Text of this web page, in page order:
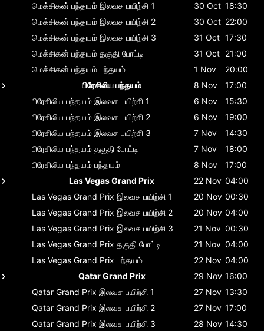
மெக்சிகன் பந்தயம் இலவச பயிற்சி 1 30 Oct 18:30
மெக்சிகன் பந்தயம் இலவச பயிற்சி 2 30 Oct 22:00
மெக்சிகன் பந்தயம் இலவச பயிற்சி 3 31 Oct 17:30
மெக்சிகன் பந்தயம் தகுதி போட்டி 31 Oct 21:00
மெக்சிகன் பந்தயம் பந்தயம் 1 Nov
20:00
பிரேசிலிய பந்தயம்
8 Nov
17:00
பிரேசிலிய பந்தயம் இலவச பயிற்சி 1 6 Nov
15:30
பிரேசிலிய பந்தயம் இலவச பயிற்சி 2 6 Nov
19:00
பிரேசிலிய பந்தயம் இலவச பயிற்சி 3 7 Nov
14:30
பிரேசிலிய பந்தயம் தகுதி போட்டி 7 Nov
18:00
பிரேசிலிய பந்தயம் பந்தயம் 8 Nov
17:00
Las Vegas Grand Prix
22 Nov 04:00
Las Vegas Grand Prix இலவச பயிற்சி 1 20 Nov 00:30
Las Vegas Grand Prix இலவச பயிற்சி 2 20 Nov 04:00
Las Vegas Grand Prix இலவச பயிற்சி 3 21 Nov 00:30
Las Vegas Grand Prix தகுதி போட்டி 21 Nov 04:00
Las Vegas Grand Prix பந்தயம் 22 Nov 04:00
Qatar Grand Prix
29 Nov 16:00
Qatar Grand Prix இலவச பயிற்சி 1 27 Nov 13:30
Qatar Grand Prix இலவச பயிற்சி 2 27 Nov 17:00
Qatar Grand Prix இலவச பயிற்சி 3 28 Nov 14:30